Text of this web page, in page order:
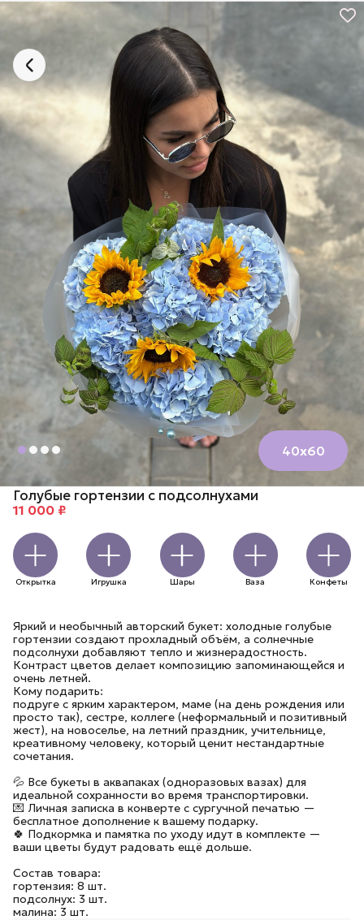
40х60
Голубые гортензии с подсолнухами
11 000 ₽
Открытка Игрушка Шары Ваза Конфеты
Яркий и необычный авторский букет: холодные голубые
гортензии создают прохладный объём, а солнечные
подсолнухи добавляют тепло и жизнерадостность.
Контраст цветов делает композицию запоминающейся и
очень летней.
Кому подарить:
подруге с ярким характером, маме (на день рождения или
просто так), сестре, коллеге (неформальный и позитивный
жест), на новоселье, на летний праздник, учительнице,
креативному человеку, который ценит нестандартные
сочетания.
💦 Все букеты в аквапаках (одноразовых вазах) для
идеальной сохранности во время транспортировки.
💌 Личная записка в конверте с сургучной печатью —
бесплатное дополнение к вашему подарку.
🍀 Подкормка и памятка по уходу идут в комплекте —
ваши цветы будут радовать ещё дольше.
Состав товара:
гортензия: 8 шт.
подсолнух: 3 шт.
малина: 3 шт.